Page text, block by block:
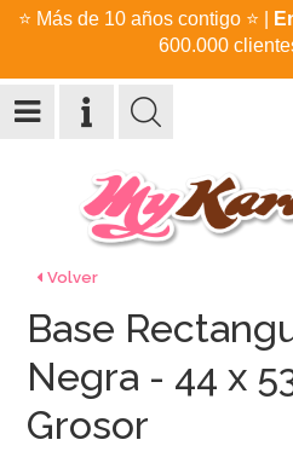
⭐ Más de 10 años contigo ⭐
600.000
Volver
Base
Negra - 44 x
Grosor